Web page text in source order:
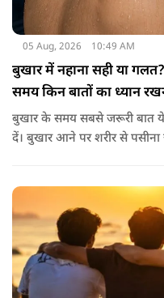
05 Aug, 2026 10:49 AM
बुखार में नहाना सही या
समय किन बातों का ध्यान
बुखार के समय सबसे जरूरी बात ये
दें। बुखार आने पर शरीर से पसीना
होते हैं। खाने में हल्का और
और दलिया आदि लेना अच्छा माना